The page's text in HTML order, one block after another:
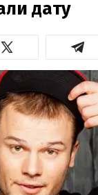
дату